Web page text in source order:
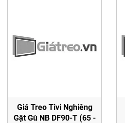
Giá Treo Tivi Nghiêng
Gật Gù NB DF90-T (65 -